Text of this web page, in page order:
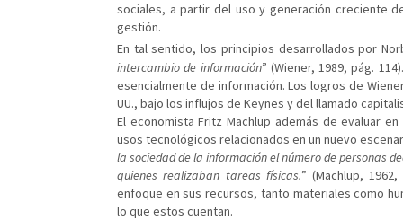
sociales, a partir del uso y generación creciente
gestión.
En tal sentido, los principios desarrollados por
intercambio de información” (Wiener, 1989, pág.
esencialmente de información. Los logros de
UU., bajo los influjos de Keynes y del llamado
El economista Fritz Machlup además de evaluar
usos tecnológicos relacionados en un nuevo
la sociedad de la información el número de personas
quienes realizaban tareas físicas.” (Machlup,
enfoque en sus recursos, tanto materiales como
lo que estos cuentan.